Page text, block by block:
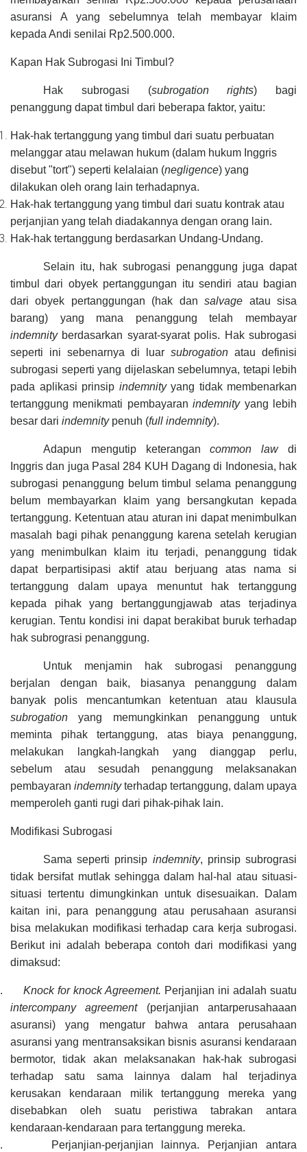
asuransi A yang sebelumnya telah membayar klaim
kepada Andi senilai Rp2.500.000.
Kapan Hak Subrogasi Ini Timbul?
Hak subrogasi (subrogation rights) bagi
penanggung dapat timbul dari beberapa faktor, yaitu:
Hak-hak tertanggung yang timbul dari suatu perbuatan
melanggar atau melawan hukum (dalam hukum Inggris
disebut "tort") seperti kelalaian (negligence) yang
dilakukan oleh orang lain terhadapnya.
Hak-hak tertanggung yang timbul dari suatu kontrak atau
perjanjian yang telah diadakannya dengan orang lain.
Hak-hak tertanggung berdasarkan Undang-Undang.
Selain itu, hak subrogasi penanggung juga dapat
timbul dari obyek pertanggungan itu sendiri atau bagian
dari obyek pertanggungan (hak dan salvage atau sisa
barang) yang mana penanggung telah membayar
indemnityberdasarkan syarat-syarat polis. Hak subrogasi
seperti ini sebenarnya di luar subrogation atau definisi
subrogasi seperti yang dijelaskan sebelumnya, tetapi lebih
pada aplikasi prinsip indemnityyang tidak membenarkan
tertanggung menikmati pembayaranindemnityyang lebih
besar dari indemnitypenuh (full indemnity).
Adapun mengutip keterangancommon lawdi
Inggris dan juga Pasal 284 KUH Dagang di Indonesia, hak
subrogasi penanggung belum timbul selama penanggung
belum membayarkan klaim yang bersangkutan kepada
tertanggung. Ketentuan atau aturan ini dapat menimbulkan
masalah bagi pihak penanggung karena setelah kerugian
yang menimbulkan klaim itu terjadi, penanggung tidak
dapat berpartisipasi aktif atau berjuang atas nama si
tertanggung dalam upaya menuntut hak tertanggung
kepada pihak yang bertanggungjawab atas terjadinya
kerugian. Tentu kondisi ini dapat berakibat buruk terhadap
hak subrograsi penanggung.
Untuk menjamin hak subrogasi penanggung
berjalan dengan baik, biasanya penanggung dalam
banyak polis mencantumkan ketentuan atau klausula
subrogation yang memungkinkan penanggung untuk
meminta pihak tertanggung, atas biaya penanggung,
melakukan langkah-langkah yang dianggap perlu,
sebelum atau sesudah penanggung melaksanakan
pembayaran indemnityterhadap tertanggung, dalam upaya
memperoleh ganti rugi dari pihak-pihak lain.
Modifikasi Subrogasi
Sama seperti prinsip indemnity, prinsip subrograsi
tidak bersifat mutlak sehingga dalam hal-hal atau situasi-
situasi tertentu dimungkinkan untuk disesuaikan. Dalam
kaitan ini, para penanggung atau perusahaan asuransi
bisa melakukan modifikasi terhadap cara kerja subrogasi.
Berikut ini adalah beberapa contoh dari modifikasi yang
dimaksud:
Knock for knock Agreement. Perjanjian ini adalah suatu
intercompany agreement(perjanjian antarperusahaaan
asuransi) yang mengatur bahwa antara perusahaan
asuransi yang mentransaksikan bisnis asuransi kendaraan
bermotor,tidak akan melaksanakan hak-hak subrogasi
terhadap satu sama lainnya dalam hal terjadinya
kerusakan kendaraan milik tertanggung mereka yang
disebabkan oleh suatu peristiwa tabrakan antara
kendaraan-kendaraan para tertanggung mereka.
Perjanjian-perjanjian lainnya.
Perjanjian antara